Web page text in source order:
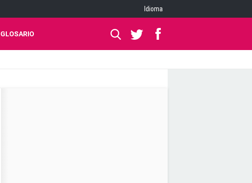
Idioma
GLOSARIO